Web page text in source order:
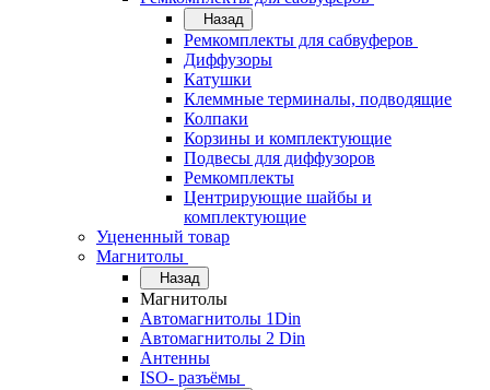
Назад
Ремкомплекты для сабвуферов
Диффузоры
Катушки
Клеммные терминалы, подводящие
Колпаки
Корзины и комплектующие
Подвесы для диффузоров
Ремкомплекты
Центрирующие шайбы и
комплектующие
Уцененный товар
Магнитолы
Назад
Магнитолы
Автомагнитолы 1Din
Автомагнитолы 2 Din
Антенны
ISO- разъёмы